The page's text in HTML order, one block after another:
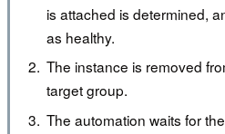
is attached is determined,
as healthy.
The instance is removed
target group.
The automation waits for